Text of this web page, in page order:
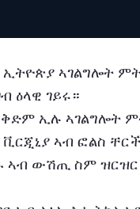
ኢትዮጵያ ኣገልግሎት
ዕላዊ ገይሩ።
ቪርጂኒያ ኣብ ፎልስ
ኣብ ውሽጢ ስም